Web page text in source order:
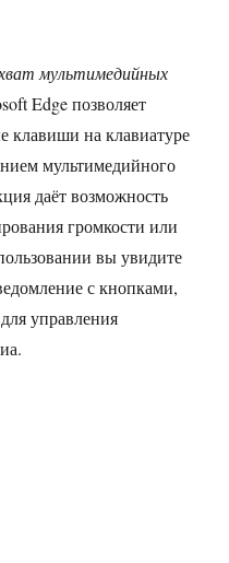
мультимедийных
Edge позволяет
клавиши на клавиатуре
мультимедийного
даёт возможность
громкости или
вы увидите
с кнопками,
управления